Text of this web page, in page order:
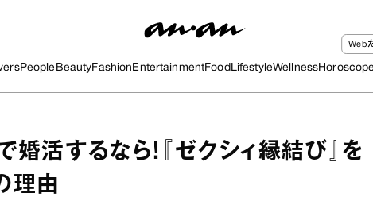
People BeautyFashion EntertainmentFood LifestyleWellness
Web
活するなら！『ゼクシィ縁結び』を
理由